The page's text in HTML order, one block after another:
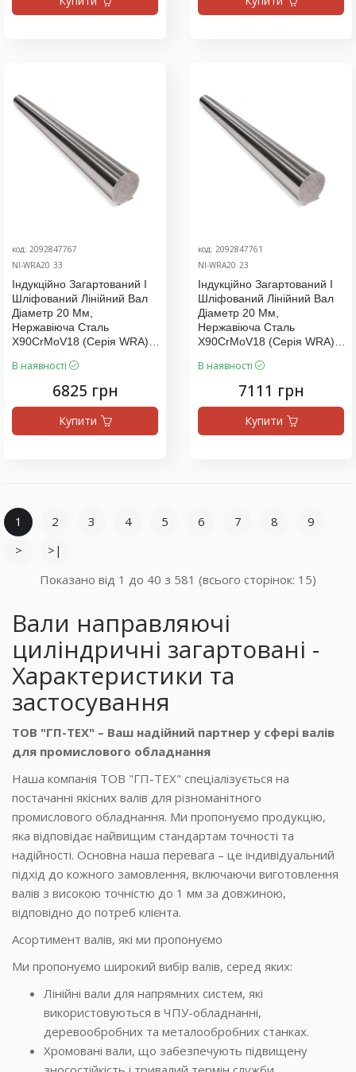
код: 2092847767
NI-WRA20_33
Індукційно Загартований І
Шліфований Лінійний Вал
Діаметр 20 Мм,
Нержавіюча Сталь
X90CrMoV18 (серія WRA),
В наявності
6825 грн
Купити
код: 2092847761
NI-WRA20_23
Індукційно Загартований І
Шліфований Лінійний Вал
Діаметр 20 Мм,
Нержавіюча Сталь
X90CrMoV18 (серія WRA),
В наявності
7111 грн
Купити
1 2 3 4 5 6 7 8
9
>
>|
Показано від 1 до 40 з 581 (всього сторінок: 15)
Вали направляючі
циліндричні загартовані -
Характеристики та
застосування
ТОВ "ГП-ТЕХ" – Ваш надійний партнер у сфері валів
для промислового обладнання
Наша компанія ТОВ "ГП-ТЕХ" спеціалізується на
постачанні якісних валів для різноманітного
промислового обладнання. Ми пропонуємо продукцію,
яка відповідає найвищим стандартам точності та
надійності. Основна наша перевага – це індивідуальний
підхід до кожного замовлення, включаючи виготовлення
валів з високою точністю до 1 мм за довжиною,
відповідно до потреб клієнта.
Асортимент валів, які ми пропонуємо
Ми пропонуємо широкий вибір валів, серед яких:
Лінійні вали для напрямних систем, які
використовуються в ЧПУ-обладнанні,
деревообробних та металообробних станках.
Хромовані вали, що забезпечують підвищену